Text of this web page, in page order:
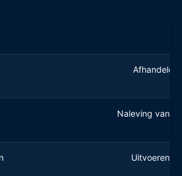
Afhandelen
Naleving van
Uitvoeren